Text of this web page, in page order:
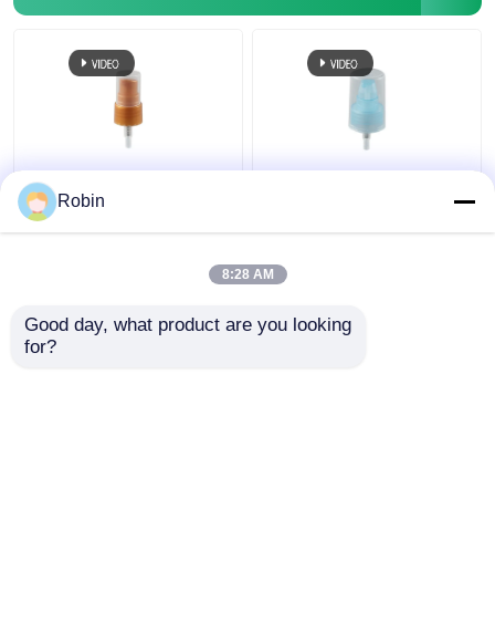
관례 어떤 색깔 펌프 분
배기 정상, 플라스틱 PP
기 플라스틱 PP
Robin
8:28 AM
Good day, what product are you looking
for?